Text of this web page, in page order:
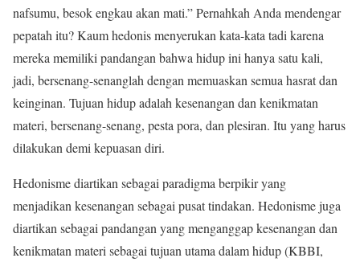
nafsumu, besok engkau akan mati.” Pernahkah Anda mendengar
pepatah itu? Kaum hedonis menyerukan kata-kata tadi karena
mereka memiliki pandangan bahwa hidup ini hanya satu kali,
jadi, bersenang-senanglah dengan memuaskan semua hasrat dan
keinginan. Tujuan hidup adalah kesenangan dan kenikmatan
materi, bersenang-senang, pesta pora, dan plesiran. Itu yang harus
dilakukan demi kepuasan diri.
Hedonisme diartikan sebagai paradigma berpikir yang
menjadikan kesenangan sebagai pusat tindakan. Hedonisme juga
diartikan sebagai pandangan yang menganggap kesenangan dan
kenikmatan materi sebagai tujuan utama dalam hidup (KBBI,